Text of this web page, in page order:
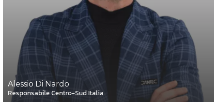
Alessio Di Nardo
Responsabile Centro-Sud Italia